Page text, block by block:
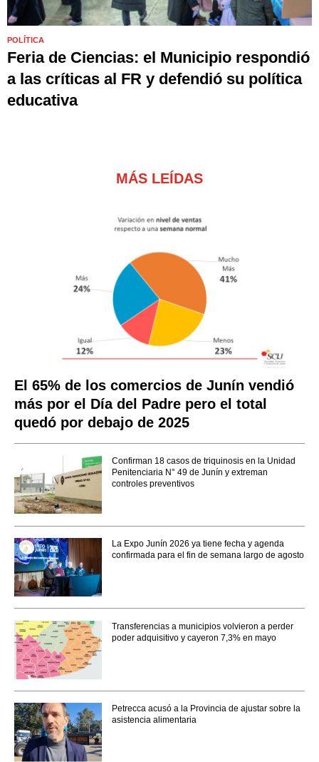
POLÍTICA
Feria de Ciencias: el Municipio respondió
a las críticas al FR y defendió su política
educativa
MÁS LEÍDAS
El 65% de los comercios de Junín vendió
más por el Día del Padre pero el total
quedó por debajo de 2025
Confirman 18 casos de triquinosis en la Unidad
Penitenciaria N° 49 de Junín y extreman
controles preventivos
La Expo Junín 2026 ya tiene fecha y agenda
confirmada para el fin de semana largo de agosto
Transferencias a municipios volvieron a perder
poder adquisitivo y cayeron 7,3% en mayo
Petrecca acusó a la Provincia de ajustar sobre la
asistencia alimentaria